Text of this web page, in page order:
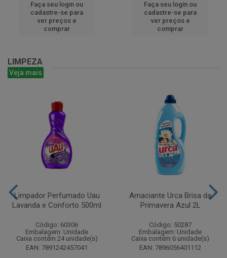
Faça seu login ou
cadastre-se para
ver preços e
comprar
Faça seu login ou
cadastre-se para
ver preços e
comprar
LIMPEZA
Veja mais
Limpador Perfumado Uau
Lavanda e Conforto 500ml
Código: 60306
Embalagem: Unidade
Caixa contém 24 unidade(s)
EAN: 7891242457041
Amaciante Urca Brisa da
Primavera Azul 2L
Código: 50287
Embalagem: Unidade
Caixa contém 6 unidade(s)
EAN: 7896056401112